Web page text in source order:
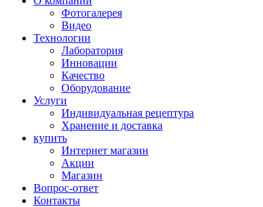
Фотогалерея
Видео
Технологии
Лаборатория
Инновации
Качество
Оборудование
Услуги
Индивидуальная рецептура
Хранение и доставка
купить
Интернет магазин
Акции
Магазин
Вопрос-ответ
Контакты